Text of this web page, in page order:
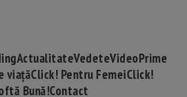
ActualitateVedeteVideoPrime
viațăClick! Pentru FemeiClick!
Bună!Contact